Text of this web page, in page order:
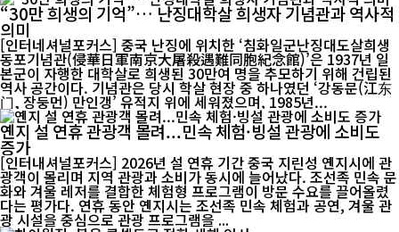
“30만 희생의 기억”… 난징대학살 희생자 기념관과 역사적
의미
[인터네셔널포커스] 중국 난징에 위치한 ‘침화일군난징대도살희생
동포기념관(侵華日軍南京大屠殺遇難同胞紀念館)’은 1937년 일
본군이 자행한 대학살로 희생된 30만여 명을 추모하기 위해 건립된
역사 공간이다. 기념관은 당시 학살 현장 중 하나였던 ‘강동문(江东
门, 장둥먼) 만인갱’ 유적지 위에 세워졌으며, 1985년...
옌지 설 연휴 관광객 몰려...민속 체험·빙설 관광에 소비도
증가
[인터내셔널포커스] 2026년 설 연휴 기간 중국 지린성 옌지시에 관
광객이 몰리며 지역 관광과 소비가 동시에 늘어났다. 조선족 민속 문
화와 겨울 레저를 결합한 체험형 프로그램이 방문 수요를 끌어올렸
다는 평가다. 연휴 동안 옌지시는 조선족 민속 체험과 공연, 겨울 관
광 시설을 중심으로 관광 프로그램을 ...